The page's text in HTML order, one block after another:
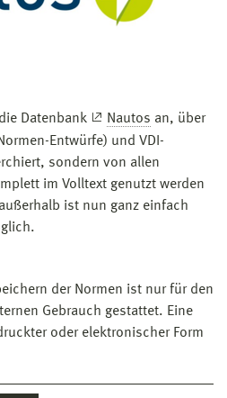
Datenbank Nautos an, über
Entwürfe) und VDI-
sondern von allen
im Volltext genutzt werden
ist nun ganz einfach
der Normen ist nur für den
Gebrauch gestattet. Eine
oder elektronischer Form